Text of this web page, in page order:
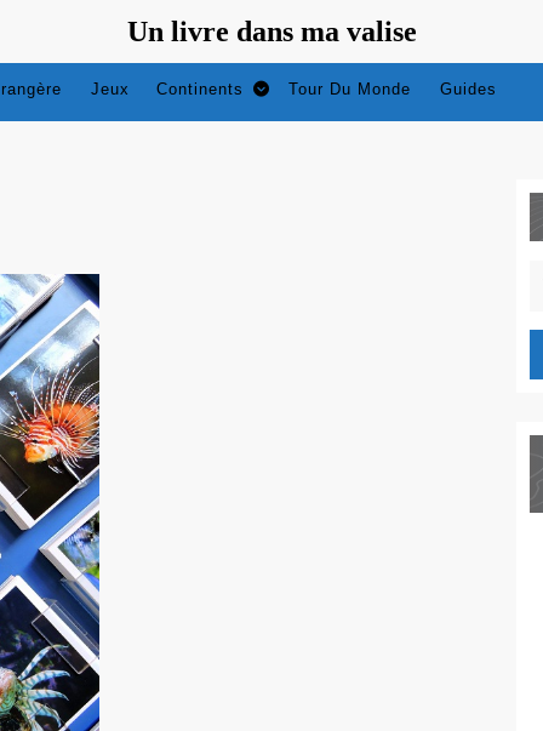
Un livre dans ma valise
Jeux Continents Tour Du Monde Guides